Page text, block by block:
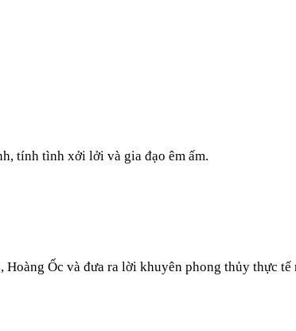
tính tình xởi lởi và gia đạo êm ấm.
Ốc và đưa ra lời khuyên phong thủy thực tế